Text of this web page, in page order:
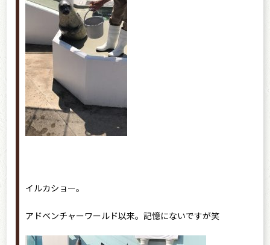
イルカショー。
アドベンチャーワールド以来。記憶にないですが笑